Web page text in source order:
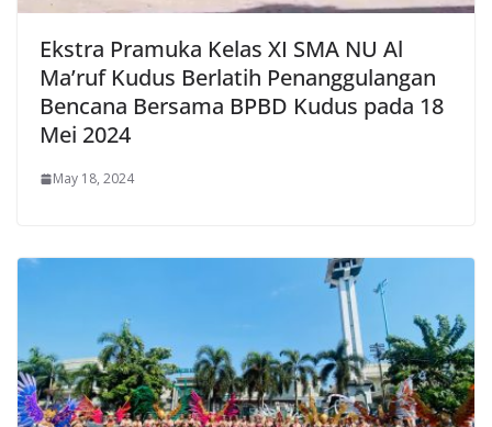
Ekstra Pramuka Kelas XI SMA NU Al
Ma’ruf Kudus Berlatih Penanggulangan
Bencana Bersama BPBD Kudus pada 18
Mei 2024
May 18, 2024